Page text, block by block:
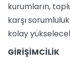
kurumların,
karşı
kolay
GİRİŞİMCİLİK